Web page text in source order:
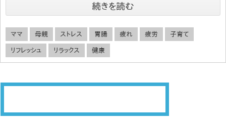
続きを読む
ママ 母親 ストレス 胃腸 疲れ 疲労 子育て
リフレッシュ リラックス 健康